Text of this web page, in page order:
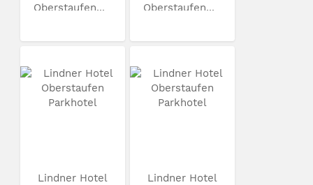
Oberstaufen...
Oberstaufen...
Lindner Hotel
Lindner Hotel